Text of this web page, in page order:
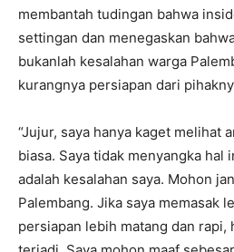
membantah tudingan bahwa
settingan dan menegaskan
bukanlah kesalahan warga
kurangnya persiapan dari
“Jujur, saya hanya kaget melihat
biasa. Saya tidak menyangka hal
adalah kesalahan saya. Mohon
Palembang. Jika saya memasak
persiapan lebih matang dan rapi,